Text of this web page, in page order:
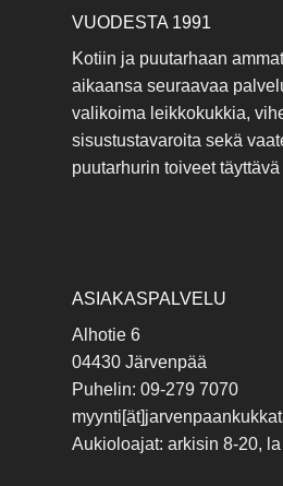
VUODESTA 1991
Kotiin ja puutarhaan
aikaansa seuraavaa
valikoima leikkokukkia,
sisustustavaroita sekä
puutarhurin toiveet
ASIAKASPALVELU
Alhotie 6
04430 Järvenpää
Puhelin: 09-279 7070
Aukioloajat: arkisin 8-20,